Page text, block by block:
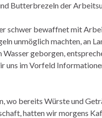
Butterbrezeln der
schwer bewaffnet mit
unmöglich machten, an
geborgen,
im Vorfeld
wo bereits Würste und
hatten wir morgens